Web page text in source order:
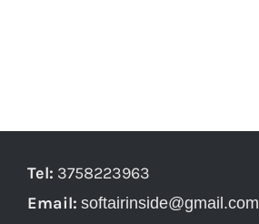
Tel: 3758223963
Email: softairinside@gmail.com